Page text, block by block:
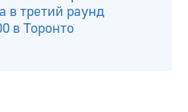
завоевали четыре
турнира в Румынии